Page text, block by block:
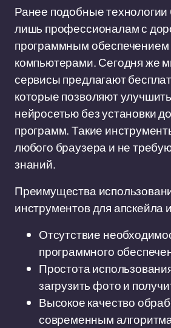
Ранее подобные
лишь профессионалам с
программным
компьютерами. Сегодня же
сервисы предлагают
которые позволяют
нейросетью без установки
программ. Такие
любого браузера и не
знаний.
Преимущества
инструментов для апскейла
Отсутствие
программного
Простота
загрузить фото и
Высокое качество
современным